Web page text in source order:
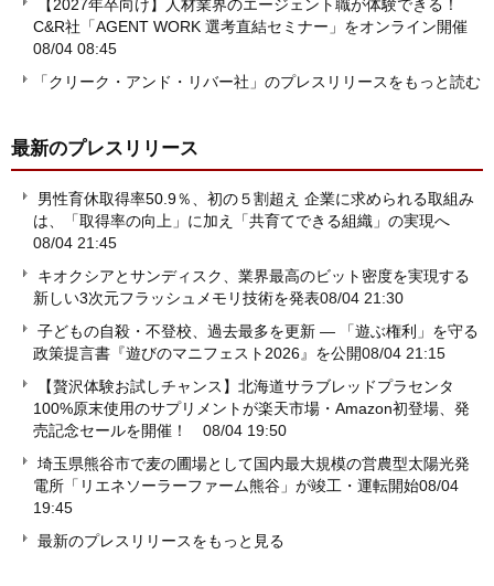
【2027年卒向け】人材業界のエージェント職が体験できる！
C&R社「AGENT WORK 選考直結セミナー」をオンライン開催
08/04 08:45
「クリーク・アンド・リバー社」のプレスリリースをもっと読む
最新のプレスリリース
男性育休取得率50.9％、初の５割超え 企業に求められる取組み
は、「取得率の向上」に加え「共育てできる組織」の実現へ
08/04 21:45
キオクシアとサンディスク、業界最高のビット密度を実現する
新しい3次元フラッシュメモリ技術を発表08/04 21:30
子どもの自殺・不登校、過去最多を更新 ― 「遊ぶ権利」を守る
政策提言書『遊びのマニフェスト2026』を公開08/04 21:15
【贅沢体験お試しチャンス】北海道サラブレッドプラセンタ
100%原末使用のサプリメントが楽天市場・Amazon初登場、発
売記念セールを開催！ 08/04 19:50
埼玉県熊谷市で麦の圃場として国内最大規模の営農型太陽光発
電所「リエネソーラーファーム熊谷」が竣工・運転開始08/04
19:45
最新のプレスリリースをもっと見る